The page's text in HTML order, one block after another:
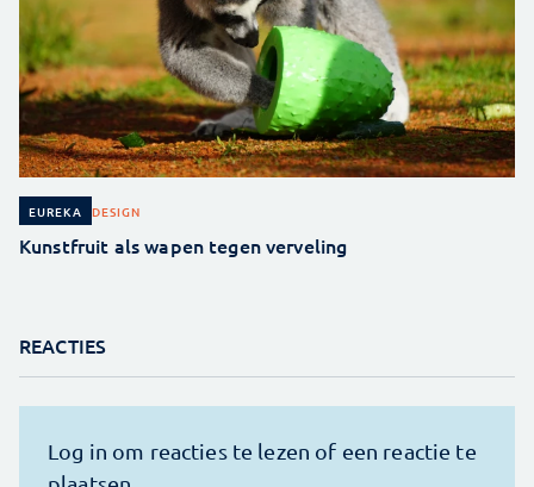
EUREKA DESIGN
Kunstfruit als wapen tegen verveling
REACTIES